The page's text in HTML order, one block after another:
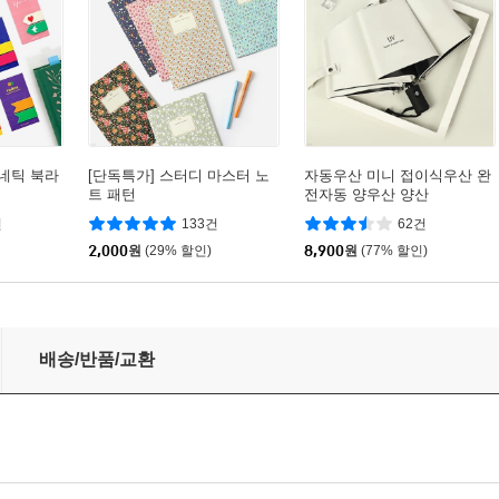
틱 북라
[단독특가] 스터디 마스터 노
트 패턴
133건
2,000원 (29% 할인)
자동우산 미니 접이식우산 완
전자동 양우산 양산
62건
8,900원 (77% 할인)
어트 밴딩
배송/반품/교환